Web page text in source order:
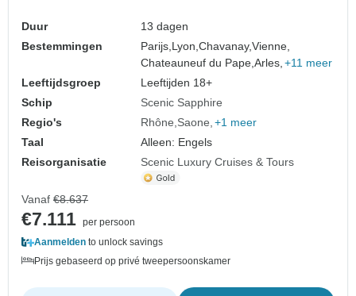
Duur
13 dagen
Bestemmingen
Parijs, Lyon,Chavanay,Vienne,
Chateauneuf du Pape,Arles, +11 meer
Leeftijdsgroep
Leeftijden 18+
Schip
Scenic Sapphire
Regio's
Rhône Saone +1 meer
Taal
Alleen: Engels
Reisorganisatie
Scenic Luxury Cruises & Tours
Vanaf €8.637
€7.111 per persoon
Aanmelden to unlock savings
Prijs gebaseerd op privé tweepersoonskamer